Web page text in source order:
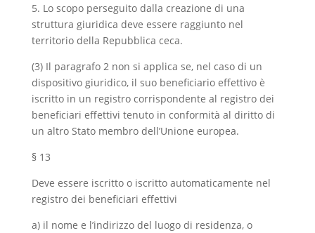
5. Lo scopo perseguito dalla creazione di una
struttura giuridica deve essere raggiunto nel
territorio della Repubblica ceca.
(3) Il paragrafo 2 non si applica se, nel caso di un
dispositivo giuridico, il suo beneficiario effettivo è
iscritto in un registro corrispondente al registro dei
beneficiari effettivi tenuto in conformità al diritto di
un altro Stato membro dell’Unione europea.
§ 13
Deve essere iscritto o iscritto automaticamente nel
registro dei beneficiari effettivi
a) il nome e l’indirizzo del luogo di residenza, o